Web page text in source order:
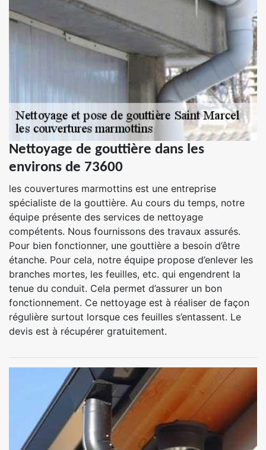
Nettoyage de gouttière dans les
environs de 73600
les couvertures marmottins est une entreprise
spécialiste de la gouttière. Au cours du temps, notre
équipe présente des services de nettoyage
compétents. Nous fournissons des travaux assurés.
Pour bien fonctionner, une gouttière a besoin d’être
étanche. Pour cela, notre équipe propose d’enlever les
branches mortes, les feuilles, etc. qui engendrent la
tenue du conduit. Cela permet d’assurer un bon
fonctionnement. Ce nettoyage est à réaliser de façon
régulière surtout lorsque ces feuilles s’entassent. Le
devis est à récupérer gratuitement.